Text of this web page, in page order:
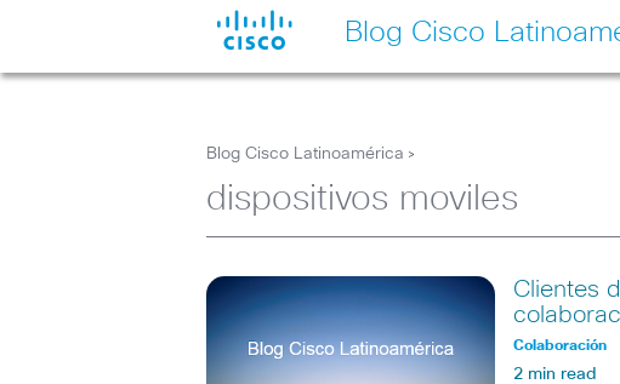
Blog Cisco
Blog Cisco Latinoamérica >
dispositivos moviles
Clientes
Colaboración
2 min read